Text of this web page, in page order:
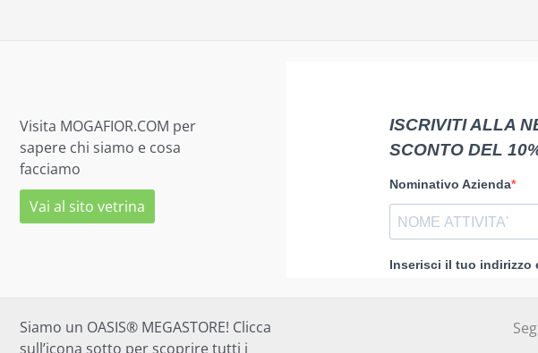
Visita MOGAFIOR.COM per
sapere chi siamo e cosa
facciamo
Vai al sito vetrina
Siamo un OASIS® MEGASTORE! Clicca
sull’icona sotto per scoprire tutti i